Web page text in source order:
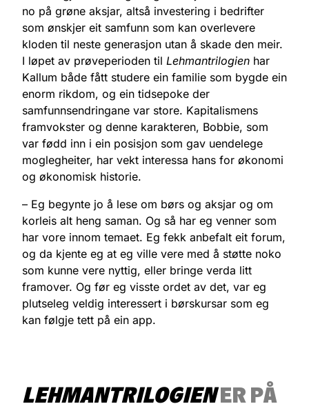
no på grøne aksjar, altså investering i bedrifter
som ønskjer eit samfunn som kan overlevere
kloden til neste generasjon utan å skade den meir.
I løpet av prøveperioden til Lehmantrilogien har
Kallum både fått studere ein familie som bygde ein
enorm rikdom, og ein tidsepoke der
samfunnsendringane var store. Kapitalismens
framvokster og denne karakteren, Bobbie, som
var fødd inn i ein posisjon som gav uendelege
moglegheiter, har vekt interessa hans for økonomi
og økonomisk historie.
– Eg begynte jo å lese om børs og aksjar og om
korleis alt heng saman. Og så har eg venner som
har vore innom temaet. Eg fekk anbefalt eit forum,
og da kjente eg at eg ville vere med å støtte noko
som kunne vere nyttig, eller bringe verda litt
framover. Og før eg visste ordet av det, var eg
plutseleg veldig interessert i børskursar som eg
kan følgje tett på ein app.
LEHMANTRILOGIENER PÅ